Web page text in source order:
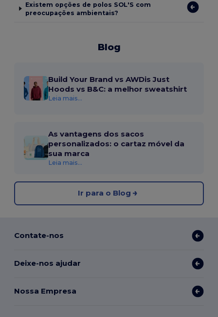
Existem opções de polos SOL'S com
preocupações ambientais?
Blog
Build Your Brand vs AWDis Just
Hoods vs B&C: a melhor sweatshirt
Leia mais...
As vantagens dos sacos
personalizados: o cartaz móvel da
sua marca
Leia mais...
Ir para o Blog
Contate-nos
Deixe-nos ajudar
Nossa Empresa